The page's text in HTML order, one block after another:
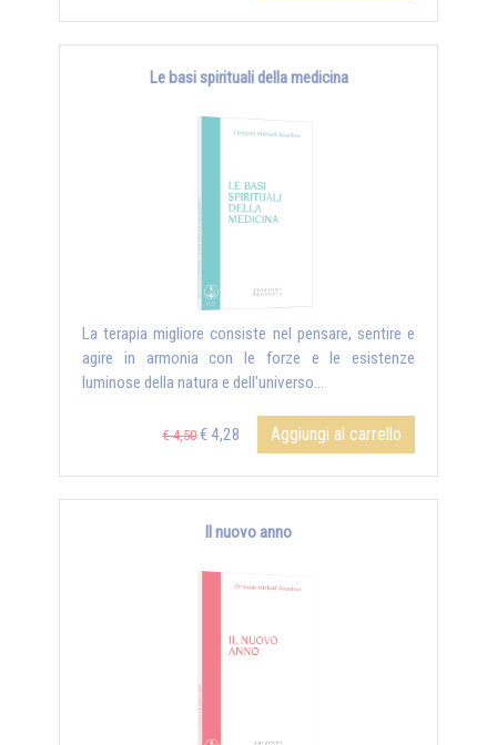
Le basi spirituali della medicina
La terapia migliore consiste nel pensare, sentire e
agire in armonia con le forze e le esistenze
luminose della natura e dell'universo...
€ 4,50 € 4,28 Aggiungi al carrello
Il nuovo anno